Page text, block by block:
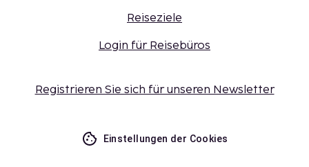
Reiseziele
Login für Reisebüros
Registrieren Sie sich für unseren Newsletter
Einstellungen der Cookies